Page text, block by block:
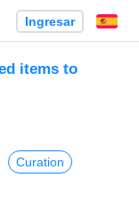
Ingresar
items to
Curation